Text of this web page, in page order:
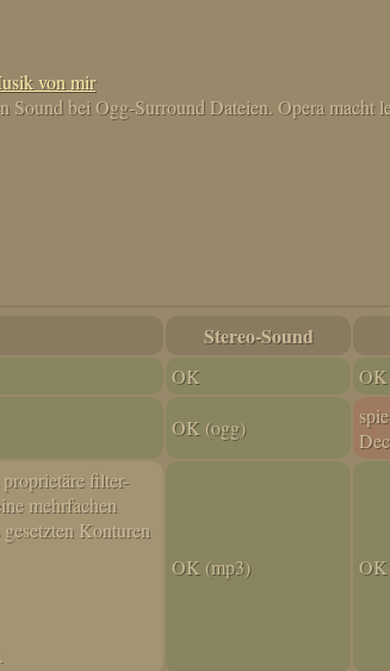
von mir
bei Ogg-Surround Dateien. Opera
Stereo-Sound
OK OK
OK (ogg)
filter-
mehrfachen
Konturen
OK (mp3)